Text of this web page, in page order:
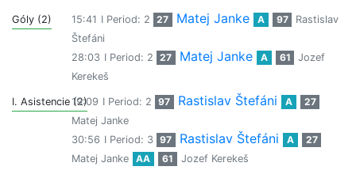
Góly (2) 15:41 I Period: 2 27 Matej Janke A 97
Rastislav
Štefáni
28:03 I Period: 2 27 Matej Janke A 61
Jozef
Kerekeš
I. Asistencie (2)
19:09 I Period: 2 97 Rastislav Štefáni A
27
Matej Janke
30:56 I Period: 3 97 Rastislav Štefáni A
27
Matej Janke
AA 61 Jozef Kerekeš